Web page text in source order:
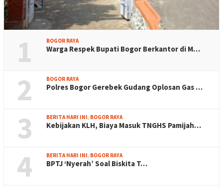
1 BOGOR RAYA
Warga Respek Bupati Bogor Berkantor di M…
2 BOGOR RAYA
Polres Bogor Gerebek Gudang Oplosan Gas …
3 BERITA HARI INI, BOGOR RAYA
Kebijakan KLH, Biaya Masuk TNGHS Pamijah…
4 BERITA HARI INI, BOGOR RAYA
BPTJ ‘Nyerah’ Soal Biskita T…